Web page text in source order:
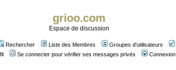
grioo.com
Espace de discussion
Rechercher Liste des Membres Groupes d'utilisateurs
Se connecter pour vérifier ses messages privés Connexion